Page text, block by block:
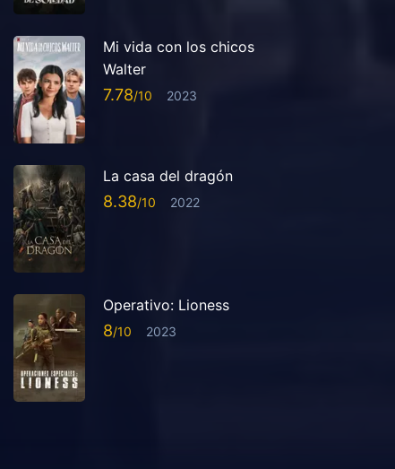
Mi vida con los chicos
Walter
7.78 2023
La casa del dragón
8.38 2022
Operativo: Lioness
8 2023